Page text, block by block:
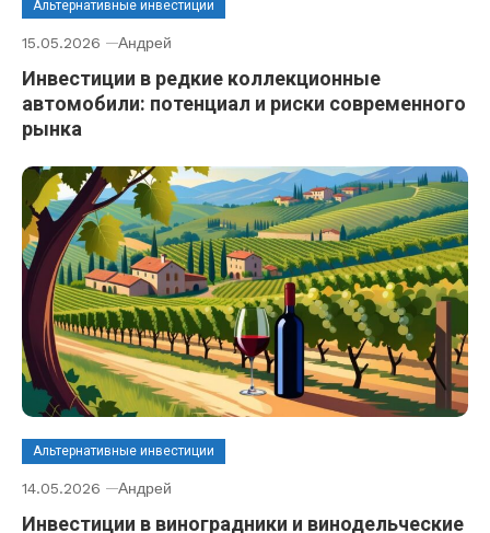
Альтернативные инвестиции
15.05.2026 Андрей
Инвестиции в редкие коллекционные
автомобили: потенциал и риски современного
рынка
Альтернативные инвестиции
14.05.2026 Андрей
Инвестиции в виноградники и винодельческие